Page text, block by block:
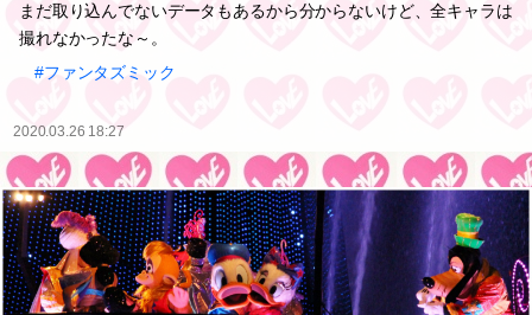
まだ取り込んでないデータもあるから分からないけど、全キャラは
撮れなかったな～。
#ファンタズミック
2020.03.26 18:27